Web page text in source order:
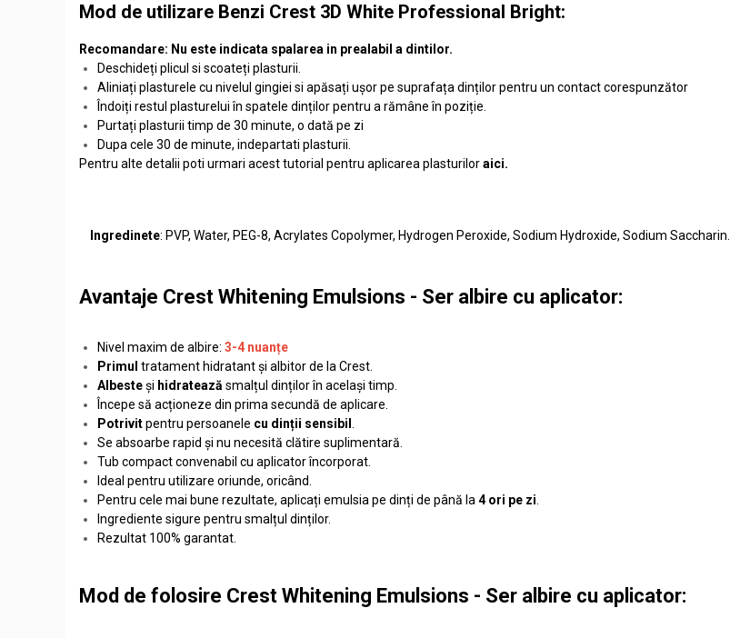
Mod de utilizare Benzi Crest 3D White Professional Bright:
Recomandare: Nu este indicata spalarea in prealabil a dintilor.
Deschideți plicul si scoateți plasturii.
Aliniați plasturele cu nivelul gingiei si apăsați ușor pe suprafața dinților pentru un contact corespunzător
Îndoiți restul plasturelui în spatele dinților pentru a rămâne în poziție.
Purtați plasturii timp de 30 minute, o dată pe zi
Dupa cele 30 de minute, indepartati plasturii.
Pentru alte detalii poti urmari acest tutorial pentru aplicarea plasturiloraici.
Ingredinete: PVP, Water, PEG-8, Acrylates Copolymer, Hydrogen Peroxide, Sodium Hydroxide, Sodium Saccharin.
Avantaje Crest Whitening Emulsions - Ser albire cu aplicator:
Nivel maxim de albire: 3-4 nuanțe
Primul tratament hidratant și albitor de la Crest.
Albesteși hidratează smalțul dinților în același timp.
Începe să acționeze din prima secundă de aplicare.
Potrivitpentru persoanele cu dinții sensibil .
Se absoarbe rapid și nu necesită clătire suplimentară.
Tub compact convenabil cu aplicator încorporat.
Ideal pentru utilizare oriunde, oricând.
Pentru cele mai bune rezultate, aplicați emulsia pe dinți de până la4 ori pe zi.
Ingrediente sigure pentru smalțul dinților.
Rezultat 100% garantat.
Mod de folosire Crest Whitening Emulsions - Ser albire cu aplicator: